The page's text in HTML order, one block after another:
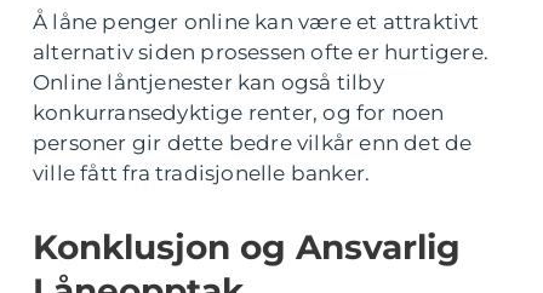
Å låne penger online kan være et attraktivt
alternativ siden prosessen ofte er hurtigere.
Online låntjenester kan også tilby
konkurransedyktige renter, og for noen
personer gir dette bedre vilkår enn det de
ville fått fra tradisjonelle banker.
Konklusjon og Ansvarlig